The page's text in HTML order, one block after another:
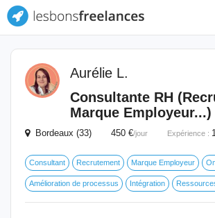
Aurélie L.
Consultante RH
Marque Employeur...)
Bordeaux (33) 450 €/jour Expérience :
Consultant Recrutement Marque Employeur
Amélioration de processus Intégration